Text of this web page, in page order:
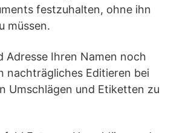
festzuhalten, ohne ihn
müssen.
Adresse Ihren Namen noch
nachträgliches Editieren bei
Umschlägen und Etiketten zu